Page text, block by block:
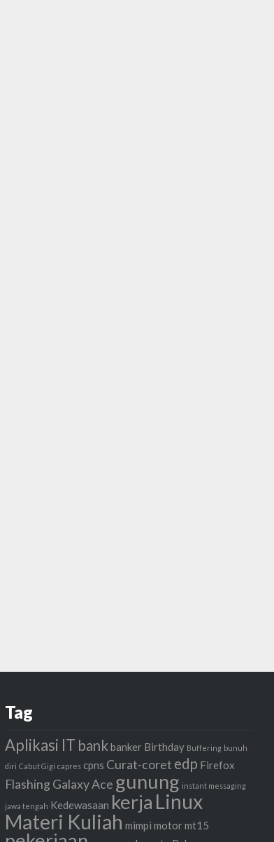
Tag
Aplikasi IT bank banker Birthday Buffering bunuh
diri Cabut Gigi capres cpns Curat-coret edp Firefox
Flashing Galaxy Ace gunung instant messaging
jawa tengah Kedewasaan kerja Linux
Materi Kuliah mimpi motormt15